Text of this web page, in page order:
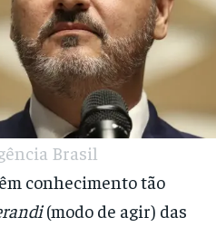
Brasil
conhecimento tão
(modo de agir) das